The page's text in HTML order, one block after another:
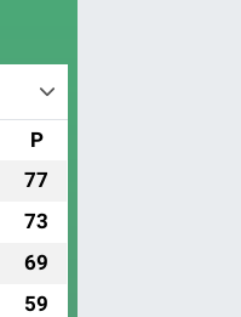
P
77
73
69
59